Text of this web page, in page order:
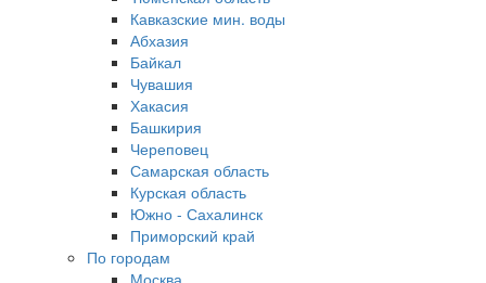
Кавказские мин. воды
Абхазия
Байкал
Чувашия
Хакасия
Башкирия
Череповец
Самарская область
Курская область
Южно - Сахалинск
Приморский край
По городам
Москва